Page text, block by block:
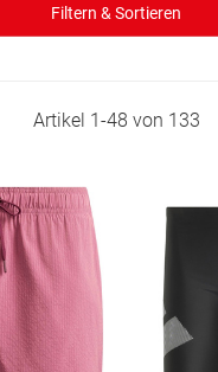
Filtern & Sortieren
Artikel 1-48 von 133